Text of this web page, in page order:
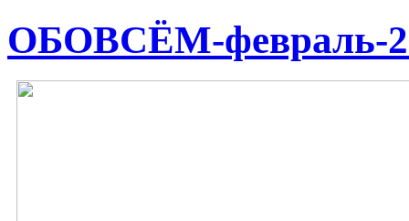
ОБОВСЁМ-февраль-